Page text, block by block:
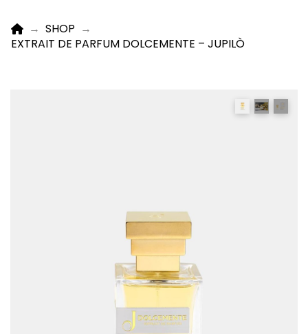
HOME
→ SHOP →
EXTRAIT DE PARFUM DOLCEMENTE – JUPILÒ